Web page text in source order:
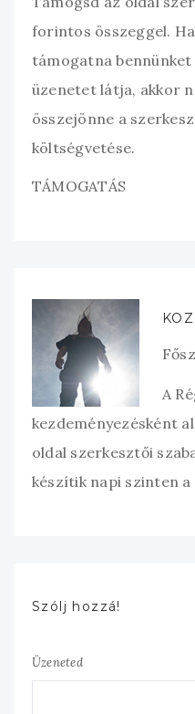
forintos összeggel.
támogatna
üzenetet látja, akkor
összejönne a
költségvetése.
TÁMOGATÁS
A
kezdeményezésként
oldal szerkesztői
készítik napi szinten
Szólj hozzá!
Üzeneted